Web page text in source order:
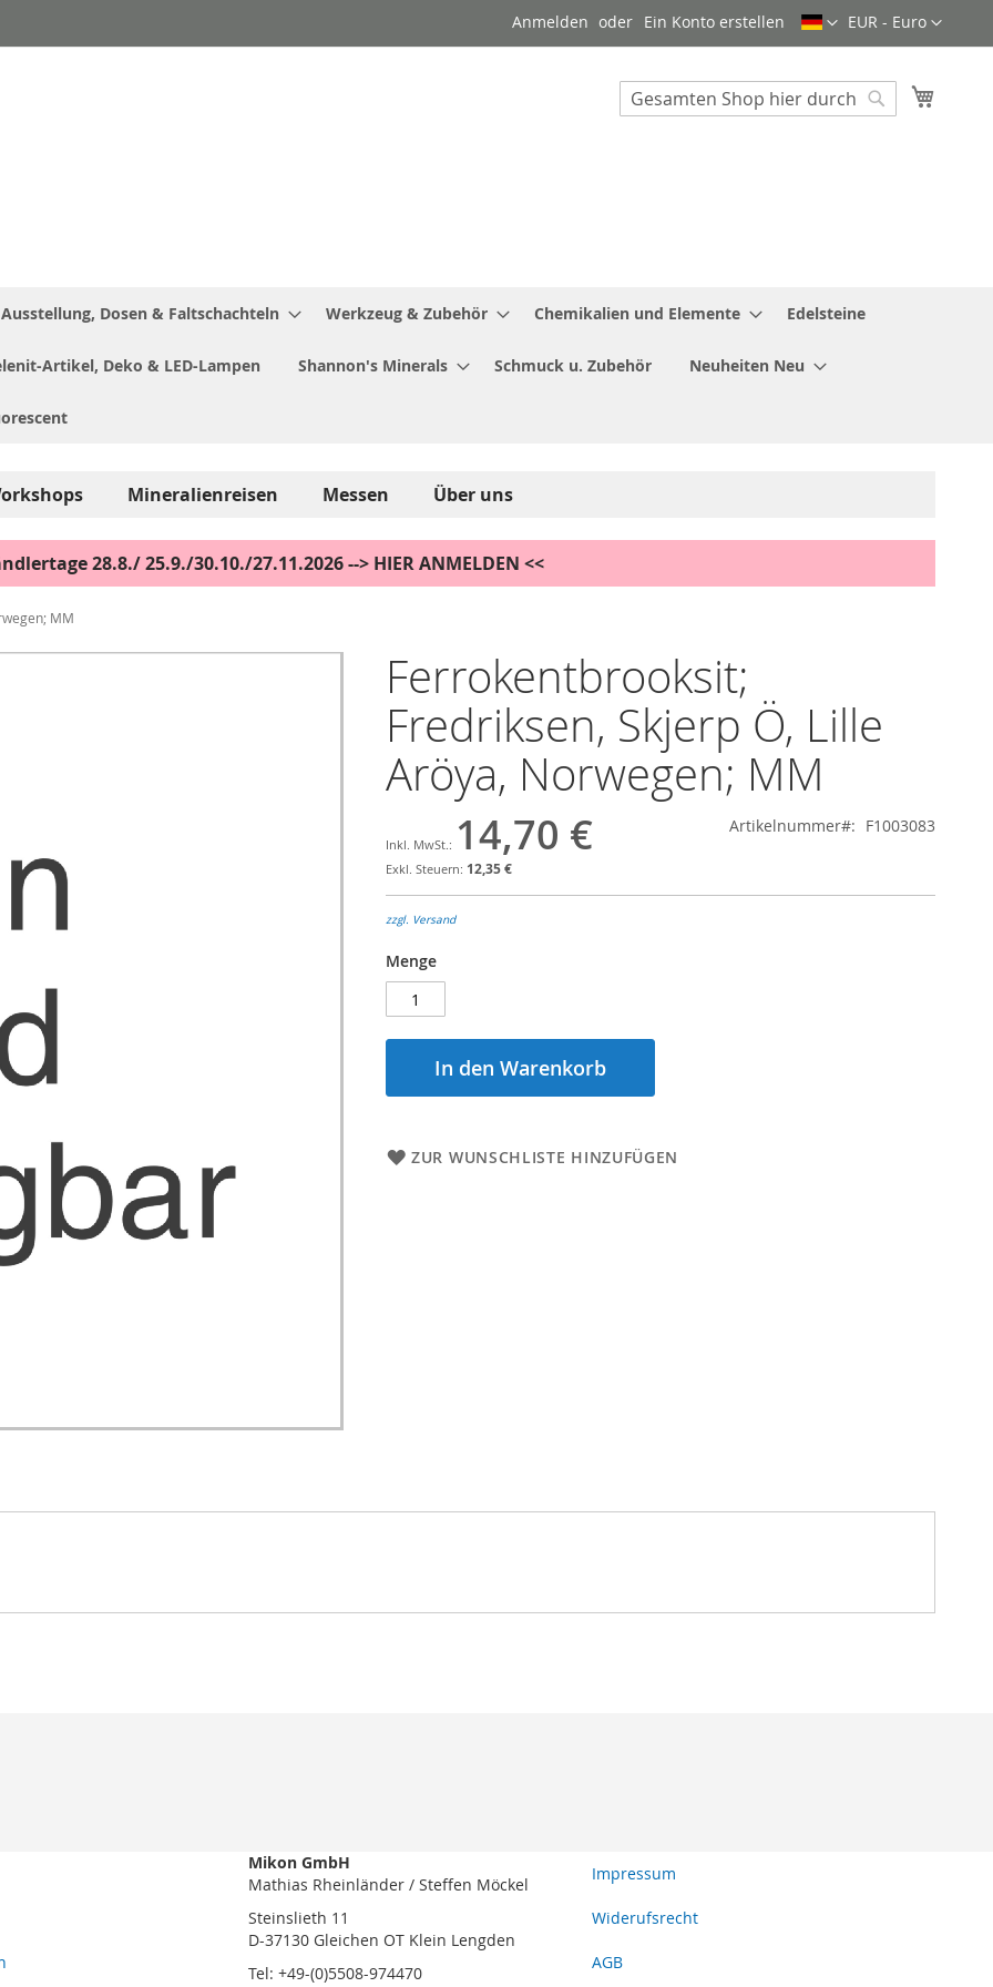
Währung
EUR - Euro
Sprache
Anmelden Ein Konto erstellen
Search
Ausstellung, Dosen & Faltschachteln Werkzeug & Zubehör Chemikalien und Elemente Edelsteine
Artikel, Deko & LED-Lampen Shannon's Minerals Schmuck u. Zubehör Neuheiten Neu
Mineralienreisen Messen Über uns
28.8./ 25.9./30.10./27.11.2026 --> HIER ANMELDEN <<
MM
Ferrokentbrooksit;
Fredriksen, Skjerp Ö, Lille
Aröya, Norwegen; MM
14,70 €
12,35 €
Artikelnummer F1003083
zzgl. Versand
Menge
In den Warenkorb
ZUR WUNSCHLISTE HINZUFÜGEN
Mikon GmbH
Mathias Rheinländer / Steffen Möckel
Steinslieth 11
D-37130 Gleichen OT Klein Lengden
Tel: +49-(0)5508-974470
Impressum
Widerufsrecht
AGB